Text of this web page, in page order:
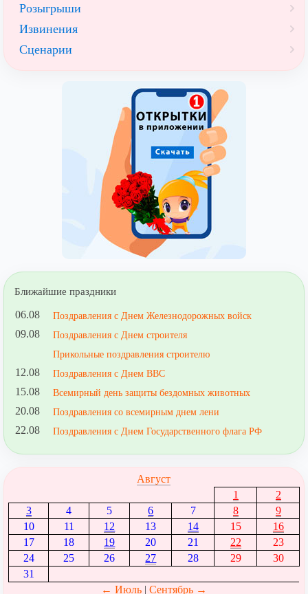
Розыгрыши
Извинения
Сценарии
Ближайшие праздники
06.08 Поздравления с Днем Железнодорожных войск
09.08
Поздравления с Днем строителя
Прикольные поздравления строителю
12.08 Поздравления с Днем ВВС
15.08 Всемирный день защиты бездомных животных
20.08 Поздравления со всемирным днем лени
22.08 Поздравления с Днем Государственного флага РФ
Август
1
2
3
4 5 6 7 8
9
10
11 12 13 14 15
16
17
18 19 20 21 22
23
24
25 26 27 28 29
30
31
← Июль| Сентябрь →